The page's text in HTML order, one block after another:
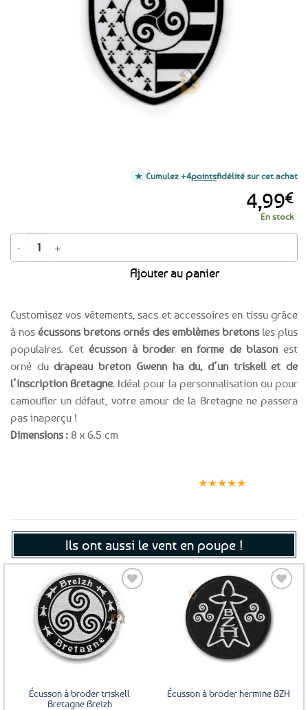
Customisez vos vêtements, sacs et accessoires en tissu grâce
à nosécussons bretons ornés des emblèmes bretonsles plus
populaires. Cetécusson à broder en forme de blason est
orné dudrapeau breton Gwenn ha du, d’un triskell et de
l’inscription Bretagne. Idéal pour la personnalisation ou pour
camoufler un défaut, votre amour de la Bretagne ne passera
pas inaperçu !
Dimensions : 8 x 6.5 cm
4,99€
En stock
quantité de Ecusson à coudre Blason Bretagne Triskell
Ajouter au panier
Cumulez +4pointsfidélité sur cet achat
★★★★★
Ils ont aussi le vent en poupe !
Ajouter
favoris
Écusson à broder triskell
Bretagne Breizh
Ajouter
aux
favoris
Écusson à broder hermine BZH